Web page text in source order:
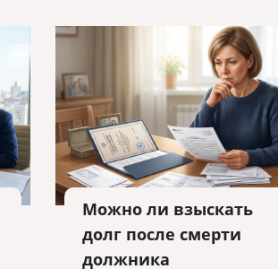
для получения качественного
результата при работе с
техническими текстами на
английском языке.
Можно ли взыскать
долг после смерти
должника